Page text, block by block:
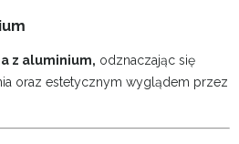
z aluminium, odznaczając się
oraz estetycznym wyglądem przez